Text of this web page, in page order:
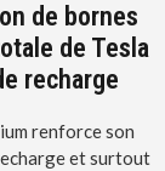
de bornes
de Tesla
recharge
renforce son
et surtout